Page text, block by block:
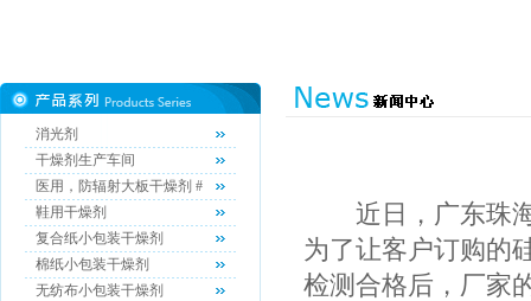
消光剂
干燥剂生产车间
医用，防辐射大板干燥剂 #
鞋用干燥剂
复合纸小包装干燥剂
棉纸小包装干燥剂
无纺布小包装干燥剂
近日，广东珠海
为了让客户订购的
检测合格后，厂家